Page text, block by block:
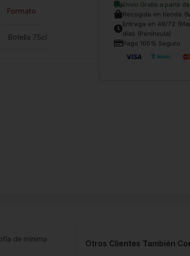
Formato
Botella 75cl
Envío Gratis a partir
Recogida en tienda
Entrega en 48/72
días (Península)
Pago 100% Seguro
de mínima
Otros Clientes También